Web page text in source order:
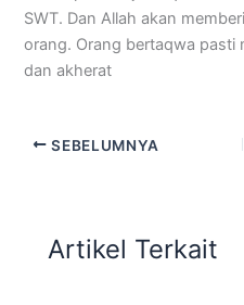
SWT. Dan Allah akan
orang. Orang bertaqwa pasti
dan akherat
SEBELUMNYA
Artikel Terkait